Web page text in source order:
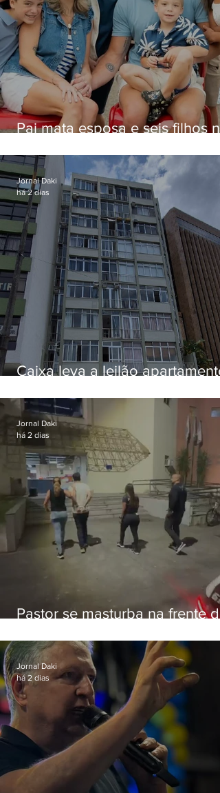
Pai mata esposa e seis filhos
Caixa leva a leilão apartamento
Botafogo
Jornal Daki
há 2 dias
Pastor se masturba na frente de
Jornal Daki
há 2 dias
Jornal Daki
há 2 dias